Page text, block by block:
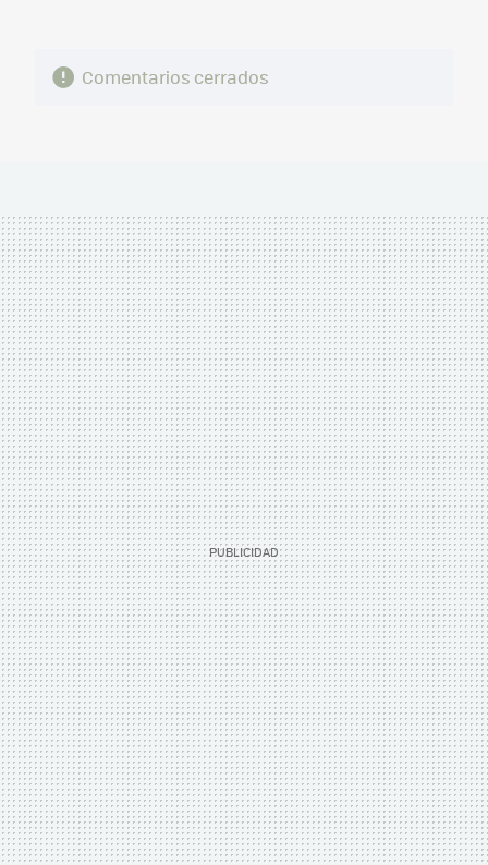
Comentarios cerrados